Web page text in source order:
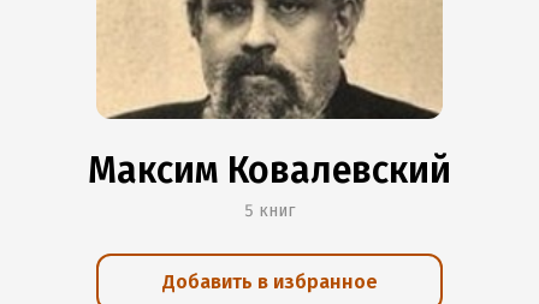
Максим Ковалевский
5 книг
Добавить в избранное